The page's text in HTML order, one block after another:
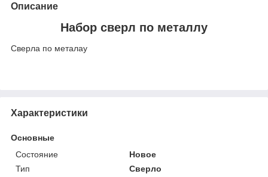
Описание
Набор сверл по металлу
Сверла по металау
Характеристики
Основные
Состояние
Новое
Тип
Сверло